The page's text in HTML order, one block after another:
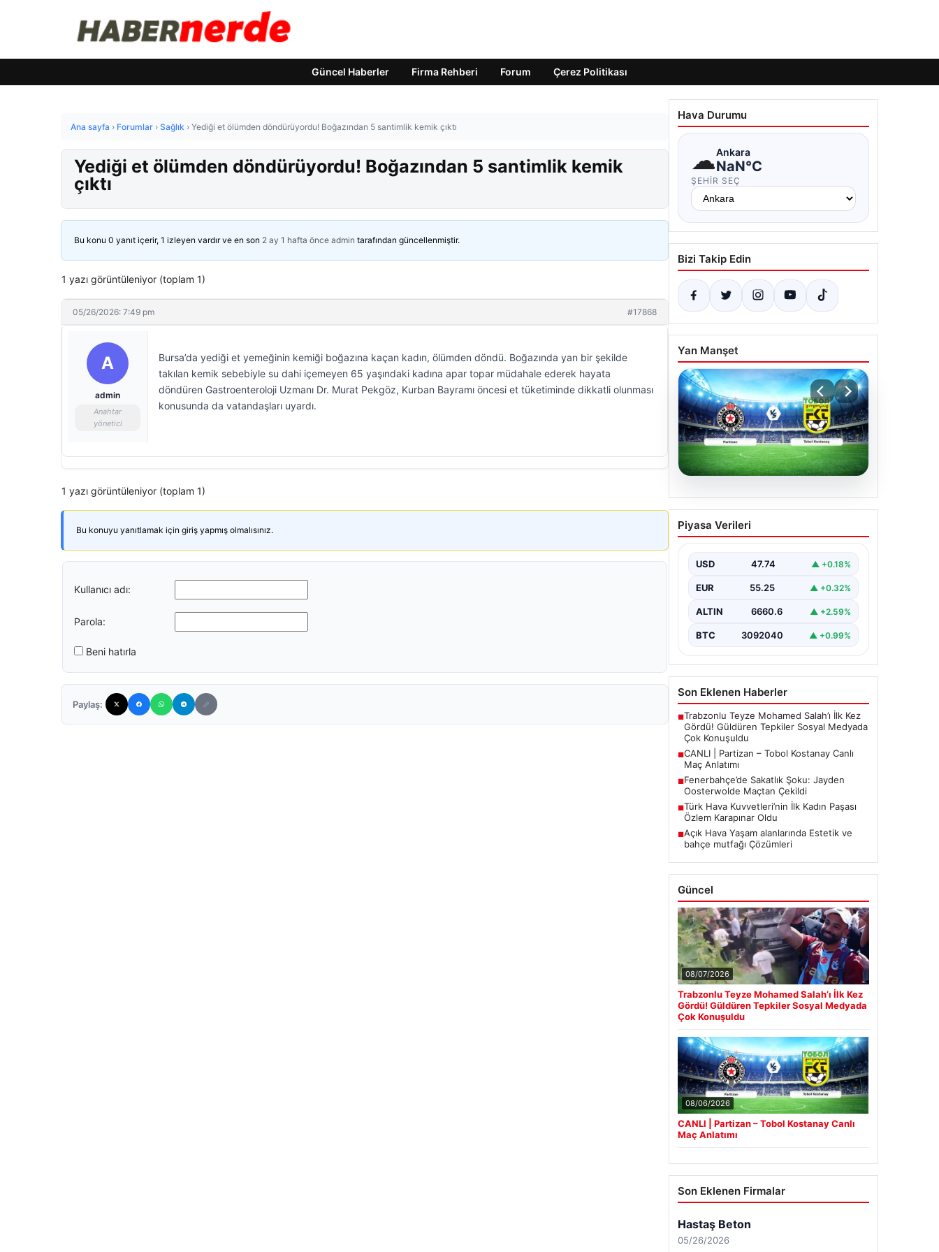
Güncel Haberler Firma Rehberi Forum Çerez Politikası
Ana sayfa › Forumlar › Sağlık › Yediği et ölümden döndürüyordu! Boğazından 5 santimlik kemik çıktı
Yediği et ölümden döndürüyordu! Boğazından 5 santimlik kemik
çıktı
Bu konu 0 yanıt içerir, 1 izleyen vardır ve en son 2 ay 1 hafta önce admin tarafından güncellenmiştir.
1 yazı görüntüleniyor (toplam 1)
05/26/2026: 7:49 pm #17868
A
admin
Anahtar
yönetici
Bursa’da yediği et yemeğinin kemiği boğazına kaçan kadın, ölümden döndü. Boğazında yan bir şekilde
takılan kemik sebebiyle su dahi içemeyen 65 yaşındaki kadına apar topar müdahale ederek hayata
döndüren Gastroenteroloji Uzmanı Dr. Murat Pekgöz, Kurban Bayramı öncesi et tüketiminde dikkatli olunması
konusunda da vatandaşları uyardı.
1 yazı görüntüleniyor (toplam 1)
Bu konuyu yanıtlamak için giriş yapmış olmalısınız.
Kullanıcı adı:
Parola:
Beni hatırla
Paylaş:
Hava Durumu
☁Ankara
NaN°C
ŞEHIR SEÇ
Bizi Takip Edin
Yan Manşet
06.08.2026
CANLI | Partizan – Tobol
Kostanay Canlı Maç
Piyasa Verileri
USD 47.74 ▲ +0.18%
EUR 55.25 ▲ +0.32%
ALTIN 6660.6 ▲ +2.59%
BTC 3092040 ▲ +0.99%
Son Eklenen Haberler
■Trabzonlu Teyze Mohamed Salah’ı İlk Kez
Gördü! Güldüren Tepkiler Sosyal Medyada
Çok Konuşuldu
■CANLI | Partizan – Tobol Kostanay Canlı
Maç Anlatımı
■Fenerbahçe’de Sakatlık Şoku: Jayden
Oosterwolde Maçtan Çekildi
■Türk Hava Kuvvetleri’nin İlk Kadın Paşası
Özlem Karapınar Oldu
■Açık Hava Yaşam alanlarında Estetik ve
bahçe mutfağı Çözümleri
Güncel
08/07/2026
Trabzonlu Teyze Mohamed Salah’ı İlk Kez
Gördü! Güldüren Tepkiler Sosyal Medyada
Çok Konuşuldu
08/06/2026
CANLI | Partizan – Tobol Kostanay Canlı
Maç Anlatımı
Son Eklenen Firmalar
Hastaş Beton
05/26/2026